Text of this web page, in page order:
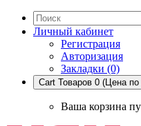
Личный кабинет
Регистрация
Авторизация
Закладки (0)
Cart Товаров 0 (Цена по
Ваша корзина